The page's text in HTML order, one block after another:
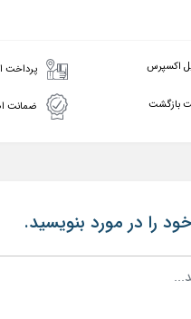
اکسپرس پرداخت
ضمانت
را در مورد بنویسید.